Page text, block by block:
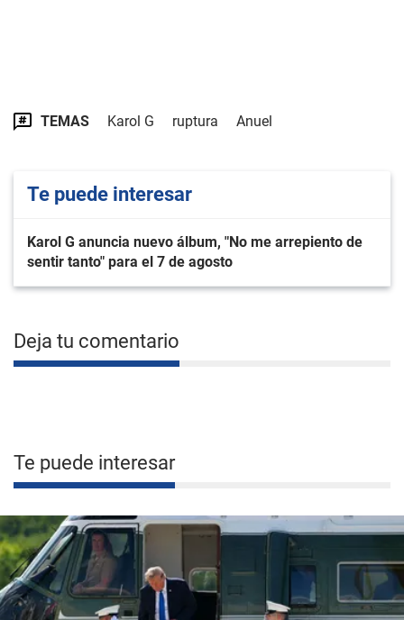
TEMAS Karol G ruptura Anuel
Te puede interesar
Karol G anuncia nuevo álbum, "No me arrepiento de
sentir tanto" para el 7 de agosto
Deja tu comentario
Te puede interesar